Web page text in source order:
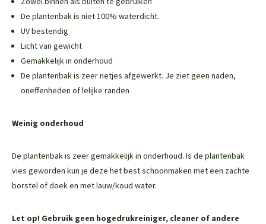
De plantenbak is niet 100% waterdicht.
UV bestendig
Licht van gewicht
Gemakkelijk in onderhoud
De plantenbak is zeer netjes afgewerkt. Je ziet geen naden,
oneffenheden of lelijke randen
Weinig onderhoud
De plantenbak is zeer gemakkelijk in onderhoud. Is de plantenbak
vies geworden kun je deze het best schoonmaken met een zachte
borstel of doek en met lauw/koud water.
Let op! Gebruik geen hogedrukreiniger, cleaner of andere